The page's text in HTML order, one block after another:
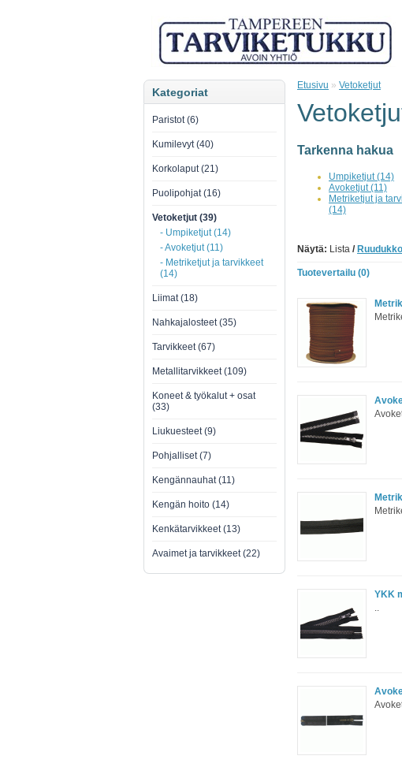
Kategoriat
Paristot (6)
Kumilevyt (40)
Korkolaput (21)
Puolipohjat (16)
Vetoketjut (39)
- Umpiketjut (14)
- Avoketjut (11)
- Metriketjut ja tarvikkeet
(14)
Liimat (18)
Nahkajalosteet (35)
Tarvikkeet (67)
Metallitarvikkeet (109)
Koneet & työkalut + osat
(33)
Liukuesteet (9)
Pohjalliset (7)
Kengännauhat (11)
Kengän hoito (14)
Kenkätarvikkeet (13)
Avaimet ja tarvikkeet (22)
Etusivu » Vetoketjut
Tarkenna hakua
Umpiketjut (14)
Avoketjut (11)
Metriketjut ja
(14)
Näytä: Lista / Ruudukko
Tuotevertailu (0)
YKK
..